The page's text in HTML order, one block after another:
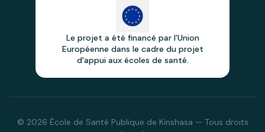
Le projet a été financé par l'Union
Européenne dans le cadre du projet
d'appui aux écoles de santé.
© 2026 École de Santé Publique de Kinshasa — Tous droits